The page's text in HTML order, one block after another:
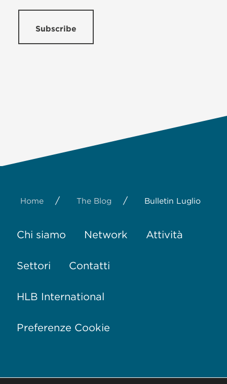
Subscribe
Home / The Blog / Bulletin Luglio
Chi siamo Network Attività
Settori Contatti
HLB International
Preferenze Cookie